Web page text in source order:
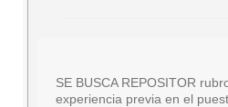
SE BUSCA REPOSITOR
experiencia previa en el